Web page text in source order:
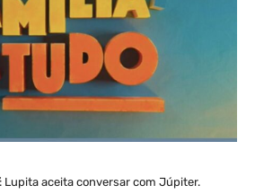
: Lupita aceita conversar com Júpiter.